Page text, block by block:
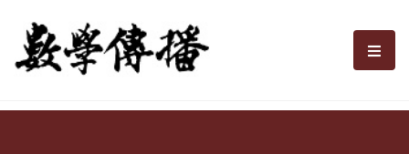
數學傳播 選